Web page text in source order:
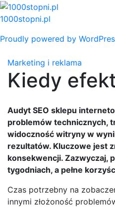
Skip
to
1000stopni.pl
Proudly powered by
Marketing i reklama
Kiedy
Audyt SEO sklepu
problemów technicznych,
widoczność witryny w
rezultatów. Kluczowe jest
konsekwencji. Zazwyczaj,
tygodniach, a pełne
Czas potrzebny na
innymi złożoność